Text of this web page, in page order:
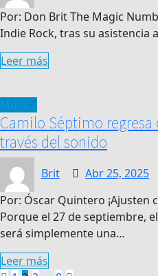
Por: Don Brit The Magic
Indie Rock, tras su asistencia
Leer más
Camilo Séptimo
través del sonido
Brit Abr 25, 2025
Por: Óscar Quintero ¡Ajusten
Porque el 27 de septiembre,
será simplemente una…
Leer más
Paginación